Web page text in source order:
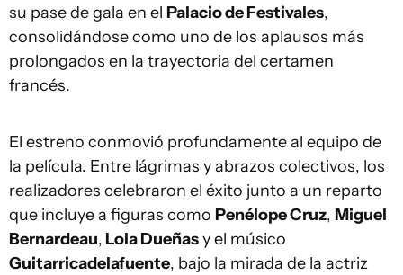
su pase de gala en el Palacio de Festivales,
consolidándose como uno de los aplausos más
prolongados en la trayectoria del certamen
francés.
El estreno conmovió profundamente al equipo de
la película. Entre lágrimas y abrazos colectivos, los
realizadores celebraron el éxito junto a un reparto
que incluye a figuras como Penélope Cruz, Miguel
Bernardeau, Lola Dueñasy el músico
Guitarricadelafuente, bajo la mirada de la actriz